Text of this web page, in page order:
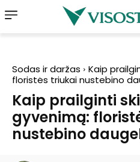
Sodas ir daržas
Kaip
floristės triukai nustebino
Kaip prailginti
gyvenimą:
nustebino